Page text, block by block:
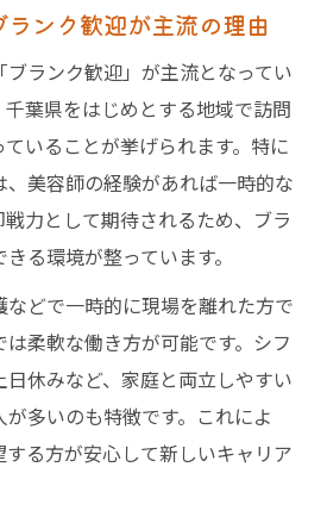
ンク歓迎が主流の理由
ランク歓迎」が主流となってい
葉県をはじめとする地域で訪問
いることが挙げられます。特に
美容師の経験があれば一時的な
力として期待されるため、ブラ
る環境が整っています。
どで一時的に現場を離れた方で
柔軟な働き方が可能です。シフ
日休みなど、家庭と両立しやすい
多いのも特徴です。これによ
する方が安心して新しいキャリア